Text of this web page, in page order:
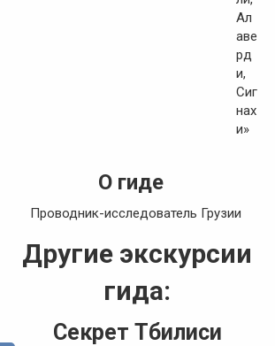
О гиде
Проводник-исследователь Грузии
Другие экскурсии
гида:
Секрет Тбилиси